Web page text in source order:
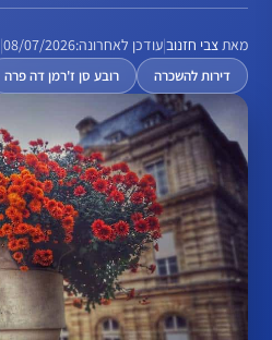
מאתצבי חזנוב|עודכן לאחרונה:08/07/2026
|
דירות להשכרה רובע סן ז'רמן דה פרה